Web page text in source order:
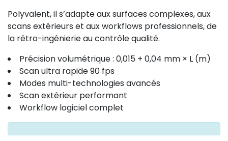
Polyvalent, il s’adapte aux surfaces complexes, aux
scans extérieurs et aux workflows professionnels, de
la rétro-ingénierie au contrôle qualité.
Précision volumétrique : 0,015 + 0,04 mm × L (m)
Scan ultra rapide 90 fps
Modes multi-technologies avancés
Scan extérieur performant
Workflow logiciel complet